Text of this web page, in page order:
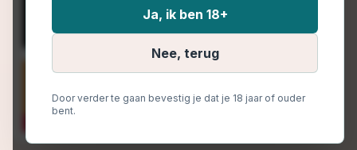
Ja, ik ben 18+
Nee, terug
Door verder te gaan bevestig je dat je 18 jaar of ouder
bent.